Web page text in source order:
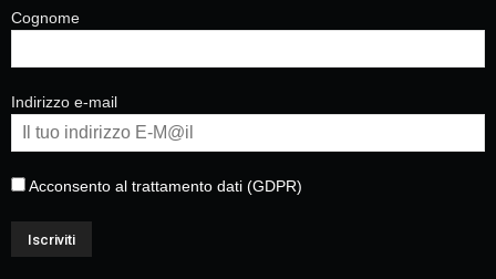
Cognome
Indirizzo e-mail
Acconsento al trattamento dati (GDPR)